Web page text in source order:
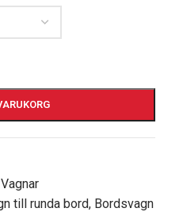
Vagnar
till runda bord, Bordsvagn